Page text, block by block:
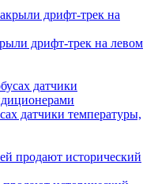
дрифт-трек на левом
датчики температуры,